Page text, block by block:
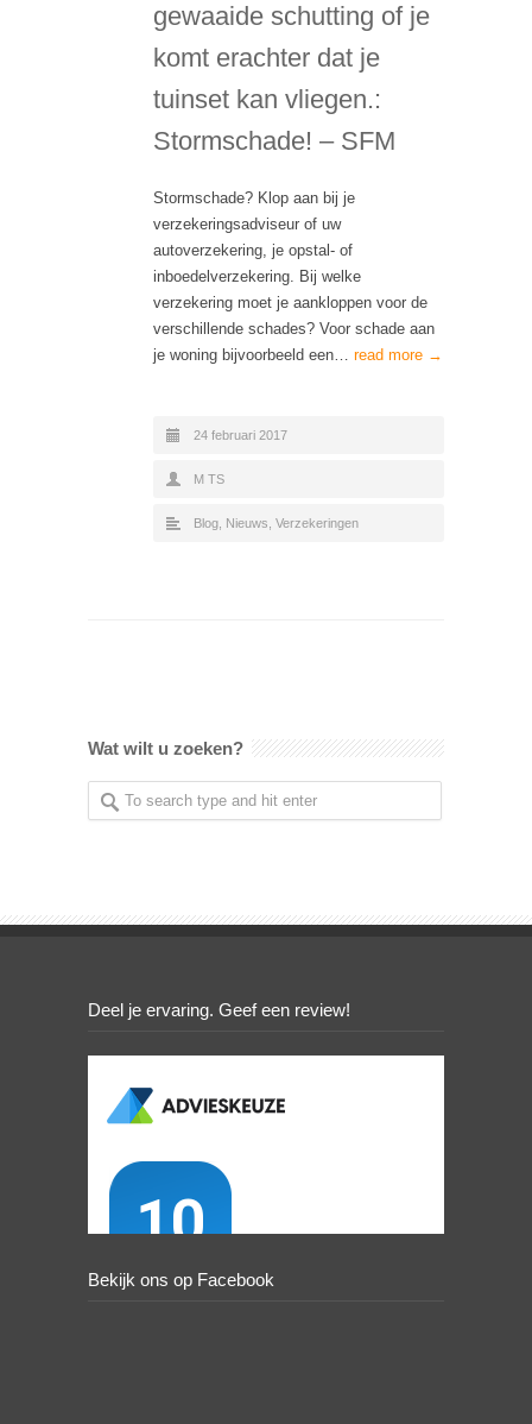
gewaaide schutting of je
komt erachter dat je
tuinset kan vliegen.:
Stormschade! – SFM
Stormschade? Klop aan bij je
verzekeringsadviseur of uw
autoverzekering, je opstal- of
inboedelverzekering. Bij welke
verzekering moet je aankloppen voor de
verschillende schades? Voor schade aan
je woning bijvoorbeeld een… read more →
24 februari 2017
M TS
Blog Nieuws Verzekeringen
Wat wilt u zoeken?
Deel je ervaring. Geef een review!
Bekijk ons op Facebook